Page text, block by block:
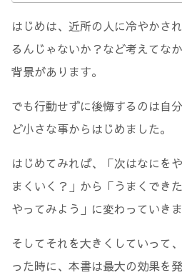
はじめは、近所の人に冷やかさ
るんじゃないか？など考えてな
背景があります。
でも行動せずに後悔するのは自
ど小さな事からはじめました。
はじめてみれば、「次はなにを
まくいく？」から「うまくでき
やってみよう」に変わっていきま
そしてそれを大きくしていって
った時に、本書は最大の効果を発